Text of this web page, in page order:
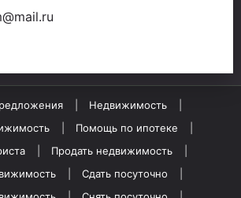
Недвижимость
Помощь по ипотеке
Продать недвижимость
Сдать посуточно